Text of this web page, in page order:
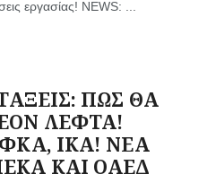
εργασίας! NEWS: ...
ΠΩΣ ΘΑ
ΛΕΦΤΑ!
ΙΚΑ! ΝΕΑ
ΚΑΙ ΟΑΕΔ